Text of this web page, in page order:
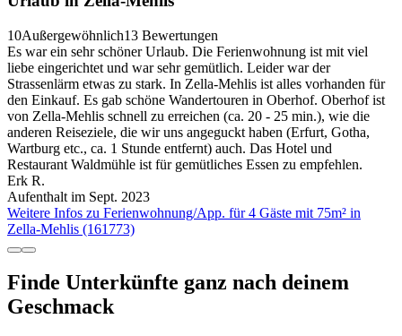
10Außergewöhnlich13 Bewertungen
Es war ein sehr schöner Urlaub. Die Ferienwohnung ist mit viel
liebe eingerichtet und war sehr gemütlich. Leider war der
Strassenlärm etwas zu stark. In Zella-Mehlis ist alles vorhanden für
den Einkauf. Es gab schöne Wandertouren in Oberhof. Oberhof ist
von Zella-Mehlis schnell zu erreichen (ca. 20 - 25 min.), wie die
anderen Reiseziele, die wir uns angeguckt haben (Erfurt, Gotha,
Wartburg etc., ca. 1 Stunde entfernt) auch. Das Hotel und
Restaurant Waldmühle ist für gemütliches Essen zu empfehlen.
Erk R.
Aufenthalt im Sept. 2023
Weitere Infos zu Ferienwohnung/App. für 4 Gäste mit 75m² in
Zella-Mehlis (161773)
Finde Unterkünfte ganz nach deinem
Geschmack